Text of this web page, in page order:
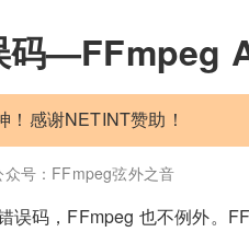
码—FFmpeg
！感谢NETINT赞助！
号：FFmpeg弦外之音
误码，FFmpeg 也不例外。